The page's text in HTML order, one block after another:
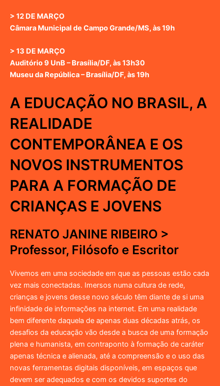
> 12 DE MARÇO
Câmara Municipal de Campo Grande/MS, às 19h
> 13 DE MARÇO
Auditório 9 UnB – Brasília/DF, às 13h30
Museu da República – Brasília/DF, às 19h
A EDUCAÇÃO NO BRASIL, A
REALIDADE
CONTEMPORÂNEA E OS
NOVOS INSTRUMENTOS
PARA A FORMAÇÃO DE
CRIANÇAS E JOVENS
RENATO JANINE RIBEIRO >
Professor, Filósofo e Escritor
Vivemos em uma sociedade em que as pessoas estão cada
vez mais conectadas. Imersos numa cultura de rede,
crianças e jovens desse novo século têm diante de si uma
infinidade de informações na internet. Em uma realidade
bem diferente daquela de apenas duas décadas atrás, os
desafios da educação vão desde a busca de uma formação
plena e humanista, em contraponto à formação de caráter
apenas técnica e alienada, até a compreensão e o uso das
novas ferramentas digitais disponíveis, em espaços que
devem ser adequados e com os devidos suportes do